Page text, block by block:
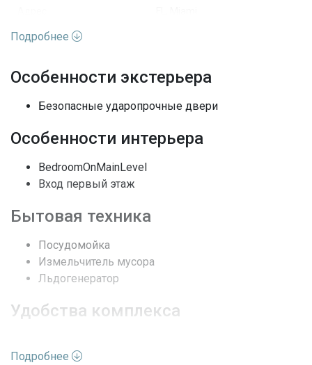
Улица
Номер дома 68
Вид недвижимости
Жилая недвижимость /
27
Вид
Архитектурный стиль
Полы
Кондиционеры
DoorMan, ElevatorSecured,
Подробнее
Особенности экстерьера
Безопасные ударопрочные двери
Особенности интерьера
BedroomOnMainLevel
Вход первый этаж
Бытовая техника
Посудомойка
Измельчитель мусора
Льдогенератор
Удобства комплекса
Клуб
Подробнее